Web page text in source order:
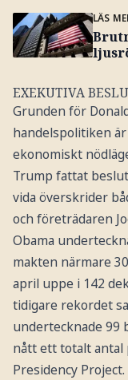
LÄS
EXEKUTIVA
Grunden för
handelspolitiken
ekonomiskt
Trump fattat
vida överskrider
och företrädaren
Obama
makten närmare
april uppe i 142
tidigare rekordet
undertecknade 99
nått ett totalt antal
Presidency